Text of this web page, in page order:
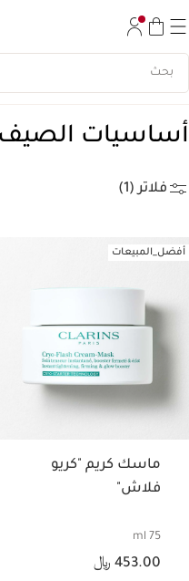
أساسيات الصيف -
فلاتر (1)
أفضل_المبيعات
ماسك كريم "كريو
فلاش"
75 ml
السعر الحالي هو 453.00 ﷼
453.00 ﷼